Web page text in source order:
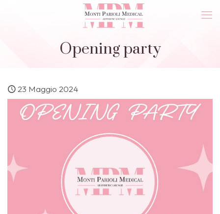
Opening party
23 Maggio 2024